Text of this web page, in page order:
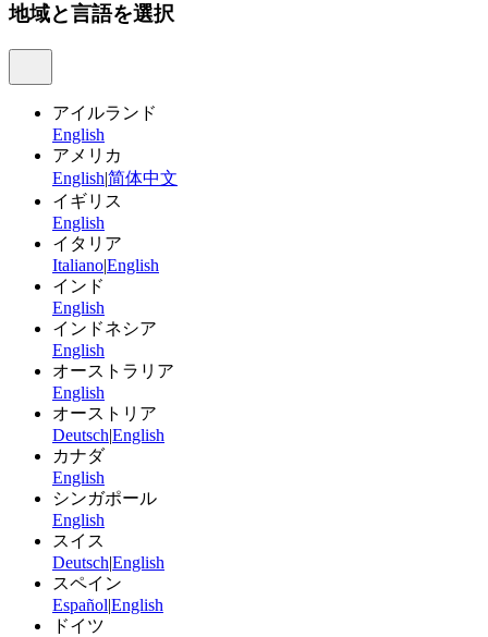
地域と言語を選択
アイルランド
English
アメリカ
English|简体中文
イギリス
English
イタリア
Italiano|English
インド
English
インドネシア
English
オーストラリア
English
オーストリア
Deutsch|English
カナダ
English
シンガポール
English
スイス
Deutsch|English
スペイン
Español|English
ドイツ